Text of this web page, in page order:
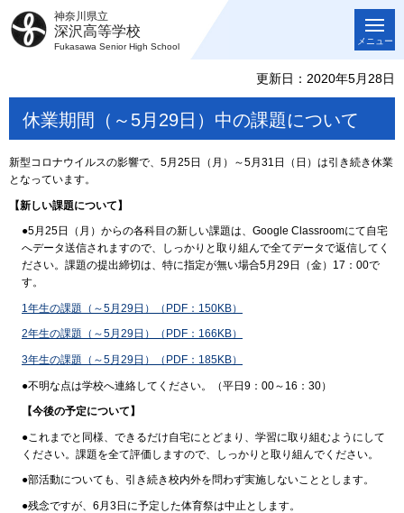
神奈川県立
深沢高等学校
Fukasawa Senior High School
メニュー
更新日：2020年5月28日
休業期間（～5月29日）中の課題について
新型コロナウイルスの影響で、5月25日（月）～5月31日（日）は引き続き休業
となっています。
【新しい課題について】
●5月25日（月）からの各科目の新しい課題は、Google Classroomにて自宅
へデータ送信されますので、しっかりと取り組んで全てデータで返信してく
ださい。課題の提出締切は、特に指定が無い場合5月29日（金）17：00で
す。
1年生の課題（～5月29日）（PDF：150KB）
2年生の課題（～5月29日）（PDF：166KB）
3年生の課題（～5月29日）（PDF：185KB）
●不明な点は学校へ連絡してください。（平日9：00～16：30）
【今後の予定について】
●これまでと同様、できるだけ自宅にとどまり、学習に取り組むようにして
ください。課題を全て評価しますので、しっかりと取り組んでください。
●部活動についても、引き続き校内外を問わず実施しないこととします。
●残念ですが、6月3日に予定した体育祭は中止とします。